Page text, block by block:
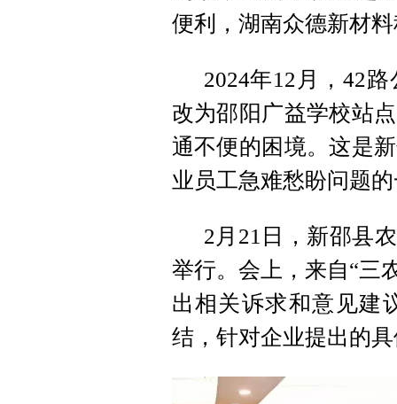
便利，湖南众德新材
2024年12月，42
改为邵阳广益学校站
通不便的困境。这是
业员工急难愁盼问题
2月21日，新邵县
举行。会上，来自“三
出相关诉求和意见建
结，针对企业提出的